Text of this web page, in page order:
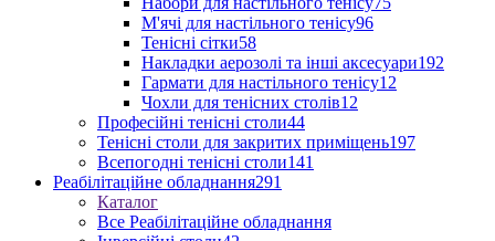
М'ячі для настільного тенісу96
Тенісні сітки58
Накладки аерозолі та інші аксесуари192
Гармати для настільного тенісу12
Чохли для тенісних столів12
Професійні тенісні столи44
Тенісні столи для закритих приміщень197
Всепогодні тенісні столи141
Реабілітаційне обладнання291
Каталог
Все Реабілітаційне обладнання